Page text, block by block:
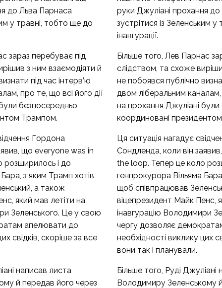
до Льва Парнаса
у травні, тобто ще до
зараз перебуває під
з ним взаємодіяти й
під час інтерв’ю
про те, що всі його дії
безпосередньо
Трампом.
Гордона
що everyone was in
розширилось і до
з яким Трамп хотів
а також
який мав летіти на
Зеленського. Це у свою
апелювати до
свідків, скоріше за все
написав листа
й передав його через
руки Джуліані прохання
зустрітися із Зеленським
інавгурації.
Більше того, Лев Парнас
слідством, та схоже
не побоявся публічно
двом ліберальним каналам,
на прохання Джуліані
координовані
Ця ситуація нагадує
Сондленда, коли він
the loop. Тепер це коло
генпрокурора Вільяма
щоб співпрацював
віцепрезидент Майк Пенс,
інавгурацію Володимири
чергу дозволяє
необхідності виклику цих
вони так і планували.
Більше того, Руді Джуліані
Володимиру Зеленському